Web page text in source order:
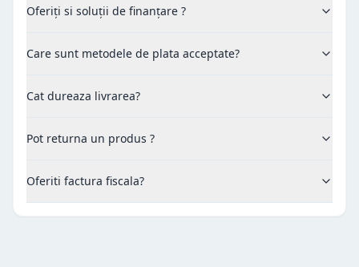
Oferiți si soluții de finanțare ?
Care sunt metodele de plata acceptate?
Cat dureaza livrarea?
Pot returna un produs ?
Oferiti factura fiscala?